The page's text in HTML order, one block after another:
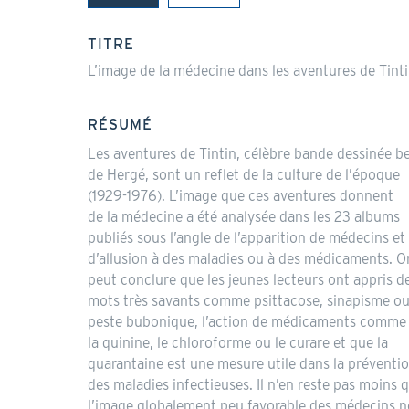
(onglet
TITRE
L’image de la médecine dans les aventures de
RÉSUMÉ
Les aventures de Tintin, célèbre bande dessinée
de Hergé, sont un reflet de la culture de l’époque
(1929-1976). L’image que ces aventures donnent
de la médecine a été analysée dans les 23 albums
publiés sous l’angle de l’apparition de médecins et
d’allusion à des maladies ou à des médicaments.
peut conclure que les jeunes lecteurs ont appris
mots très savants comme psittacose, sinapisme ou
peste bubonique, l’action de médicaments comme
la quinine, le chloroforme ou le curare et que la
quarantaine est une mesure utile dans la
des maladies infectieuses. Il n’en reste pas moins